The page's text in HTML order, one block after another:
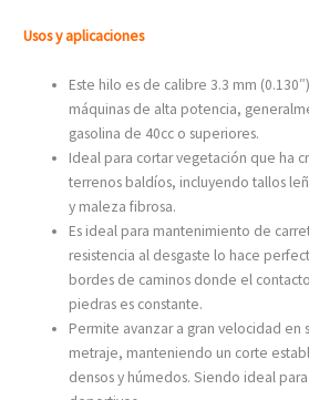
Usos y aplicaciones
Este hilo es de calibre 3.3 mm
máquinas de alta potencia,
gasolina de 40cc o superiores.
Ideal para cortar vegetación que ha
terrenos baldíos, incluyendo tallos
y maleza fibrosa.
Es ideal para mantenimiento de
resistencia al desgaste lo hace
bordes de caminos donde el
piedras es constante.
Permite avanzar a gran velocidad en
metraje, manteniendo un corte
densos y húmedos. Siendo ideal